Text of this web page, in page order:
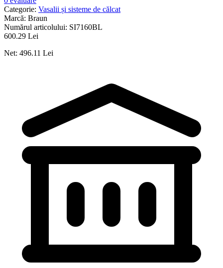
Categorie: Vasalii și sisteme de călcat
Marcă: Braun
Numărul articolului: SI7160BL
600.29 Lei
Net: 496.11 Lei